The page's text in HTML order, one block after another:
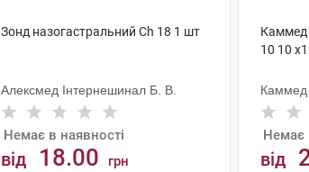
Зонд назогастральний Ch 18 1 шт
Алексмед Інтернешинал Б. В.
Немає в наявності
від 18.00 грн
Каммед
10 10
Каммед
Немає
від